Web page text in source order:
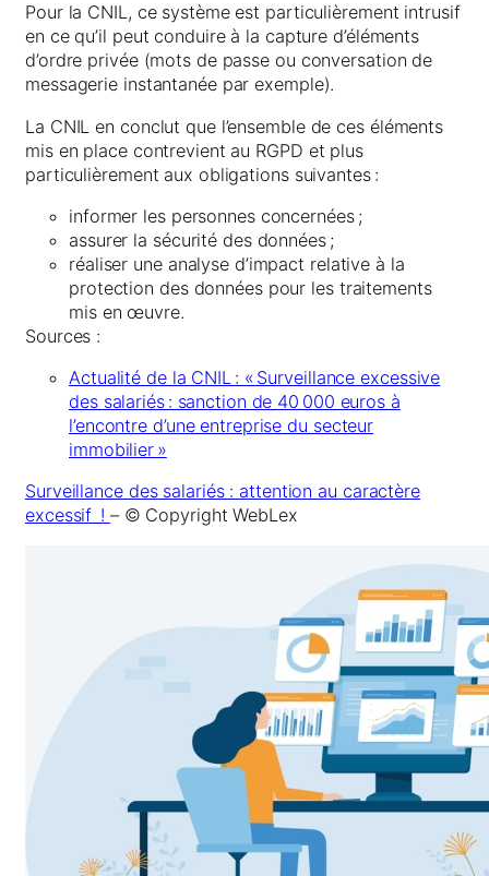
Pour la CNIL, ce système est particulièrement intrusif
en ce qu’il peut conduire à la capture d’éléments
d’ordre privée (mots de passe ou conversation de
messagerie instantanée par exemple).
La CNIL en conclut que l’ensemble de ces éléments
mis en place contrevient au RGPD et plus
particulièrement aux obligations suivantes :
informer les personnes concernées ;
assurer la sécurité des données ;
réaliser une analyse d’impact relative à la
protection des données pour les traitements
mis en œuvre.
Sources :
Actualité de la CNIL : « Surveillance excessive
des salariés : sanction de 40 000 euros à
l’encontre d’une entreprise du secteur
immobilier »
Surveillance des salariés : attention au caractère
excessif ! – © Copyright WebLex